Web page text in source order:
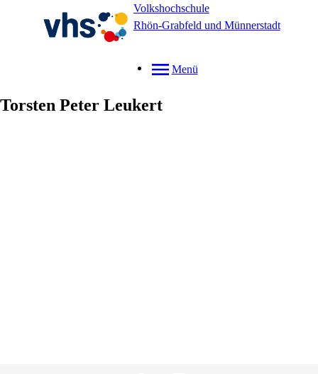
Volkshochschule
Rhön-Grabfeld und Münnerstadt
Menü
Torsten Peter Leukert